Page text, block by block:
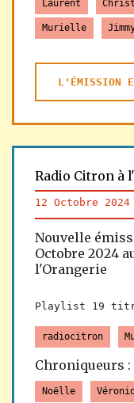
Laurent
Murielle
L'ÉMISSION
Radio Citron à
12 Octobre 2024
Nouvelle
Octobre 2024
l'Orangerie
Playlist 19
radiocitron
Chroniqueurs :
Noëlle